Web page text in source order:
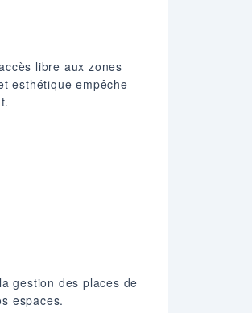
libre aux zones
esthétique empêche
gestion des places de
espaces.